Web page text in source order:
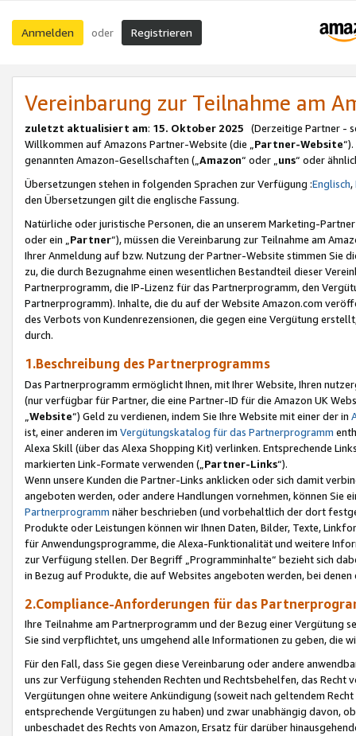
Anmelden oder Registrieren
Vereinbarung zur Teilnahme am
zuletzt aktualisiert am: 15. Oktober 2025 (Derzeitige Partner -
Willkommen auf Amazons Partner-Website (die „Partner-Website
genannten Amazon-Gesellschaften („Amazon“ oder „uns“ oder
Übersetzungen stehen in folgenden Sprachen zur Verfügung :Englisch,
den Übersetzungen gilt die englische Fassung.
Natürliche oder juristische Personen, die an unserem Marketing-
oder ein „Partner“), müssen die Vereinbarung zur Teilnahme am
Ihrer Anmeldung auf bzw. Nutzung der Partner-Website stimmen Sie
zu, die durch Bezugnahme einen wesentlichen Bestandteil dieser
Partnerprogramm, die IP-Lizenz für das Partnerprogramm, den
Partnerprogramm). Inhalte, die du auf der Website Amazon.com
des Verbots von Kundenrezensionen, die gegen eine Vergütung
durch.
1.Beschreibung des Partnerprogramms
Das Partnerprogramm ermöglicht Ihnen, mit Ihrer Website, Ihren
(nur verfügbar für Partner, die eine Partner-ID für die Amazon UK
Website“) Geld zu verdienen, indem Sie Ihre Website mit einer der in
ist, einer anderen im Vergütungskatalog für das Partnerprogramm
Alexa Skill (über das Alexa Shopping Kit) verlinken. Entsprechende
markierten Link-Formate verwenden („ Partner-Links“).
Wenn unsere Kunden die Partner-Links anklicken oder sich damit
angeboten werden, oder andere Handlungen vornehmen, können Sie
Partnerprogramm näher beschrieben (und vorbehaltlich der dort
Produkte oder Leistungen können wir Ihnen Daten, Bilder, Texte,
für Anwendungsprogramme, die Alexa-Funktionalität und weitere
zur Verfügung stellen. Der Begriff „Programminhalte“ bezieht sich
in Bezug auf Produkte, die auf Websites angeboten werden, bei
2.Compliance-Anforderungen für das
Ihre Teilnahme am Partnerprogramm und der Bezug einer Vergütung
Sie sind verpflichtet, uns umgehend alle Informationen zu geben, die
Für den Fall, dass Sie gegen diese Vereinbarung oder andere
uns zur Verfügung stehenden Rechten und Rechtsbehelfen, das
Vergütungen ohne weitere Ankündigung (soweit nach geltendem
entsprechende Vergütungen zu haben) und zwar unabhängig davon,
unbeschadet des Rechts von Amazon, Ersatz für darüber